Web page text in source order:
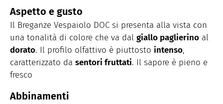
Aspetto e gusto
Il Breganze Vespaiolo DOC si presenta alla vista con
una tonalità di colore che va dal giallo paglierino al
dorato. Il profilo olfattivo è piuttosto intenso,
caratterizzato da sentori fruttati. Il sapore è pieno e
fresco
Abbinamenti